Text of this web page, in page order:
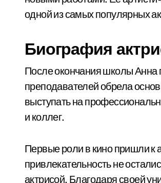
одной из самых популярных
Биография
После окончания школы Анна
преподавателей обрела
выступать на
и коллег.
Первые роли в кино пришли к
привлекательность не
актрисой. Благодаря своей